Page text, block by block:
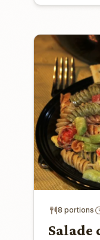
8 portions
Salade